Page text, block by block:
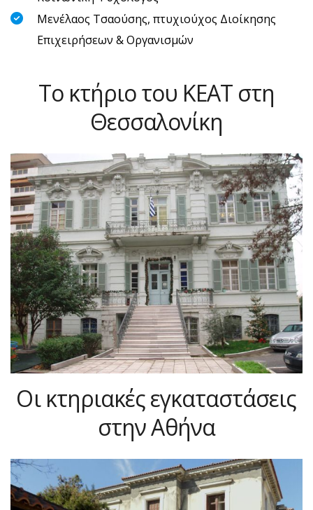
Μενέλαος Τσαούσης, πτυχιούχος Διοίκησης
Επιχειρήσεων & Οργανισμών
Tο κτήριο του ΚΕΑΤ στη
Θεσσαλονίκη
Οι κτηριακές εγκαταστάσεις
στην Αθήνα